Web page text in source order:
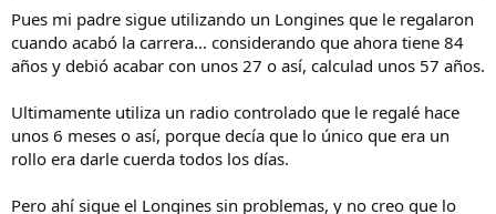
Pues mi padre sigue utilizando un Longines que le regalaron
cuando acabó la carrera... considerando que ahora tiene 84
años y debió acabar con unos 27 o así, calculad unos 57 años.
Ultimamente utiliza un radio controlado que le regalé hace
unos 6 meses o así, porque decía que lo único que era un
rollo era darle cuerda todos los días.
Pero ahí sigue el Longines sin problemas, y no creo que lo